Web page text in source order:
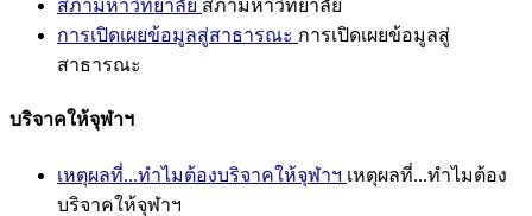
สภามหาวิทยาลัย สภามหาวิทยาลัย
การเปิดเผยข้อมูลสู่สาธารณะ การเปิดเผยข้อมูลสู่
สาธารณะ
บริจาคให้จุฬาฯ
เหตุผลที่...ทำไมต้องบริจาคให้จุฬาฯ เหตุผลที่...ทำไมต้อง
บริจาคให้จุฬาฯ